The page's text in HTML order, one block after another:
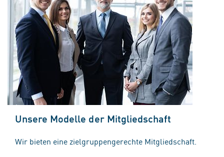
Unsere Modelle der Mitgliedschaft
Wir bieten eine zielgruppengerechte Mitgliedschaft.